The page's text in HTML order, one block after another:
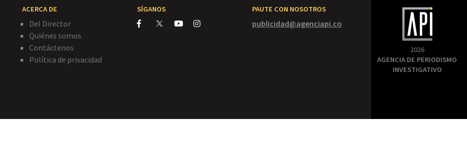
ACERCA DE
Del Director
Quiénes somos
Contáctenos
Política de privacidad
SÍGANOS PAUTE CON NOSOTROS
publicidad@agenciapi.co
2026
AGENCIA DE PERIODISMO
INVESTIGATIVO